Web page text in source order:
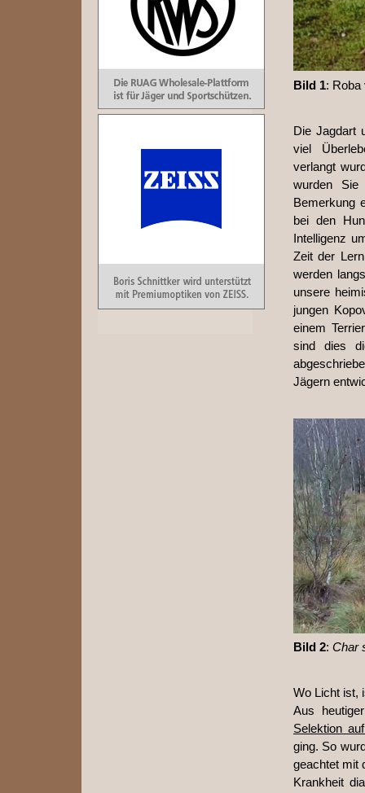
Bild 1: Roba
Die Jagdart
viel
verlangt
wurden
Bemerkung
bei den
Intelligenz
Zeit der
werden
unsere
jungen
einem
sind dies
Jägern
Bild 2: Char
Wo Licht ist,
Aus
Selektion
ging. So
geachtet mit
Krankheit